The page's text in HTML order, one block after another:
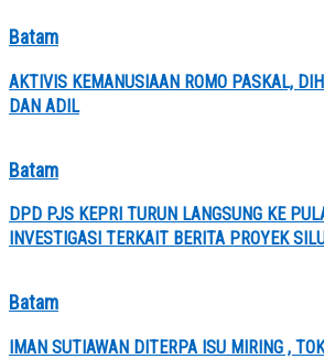
Batam
AKTIVIS KEMANUSIAAN ROMO PASKAL,
DAN ADIL
Batam
DPD PJS KEPRI TURUN LANGSUNG KE
INVESTIGASI TERKAIT BERITA PROYEK
Batam
IMAN SUTIAWAN DITERPA ISU MIRING ,